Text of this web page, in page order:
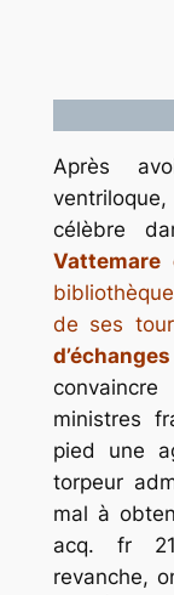
Après
célèbre
Vattemare
de ses
ministres
pied une
torpeur
mal à
acq. fr
revanche,